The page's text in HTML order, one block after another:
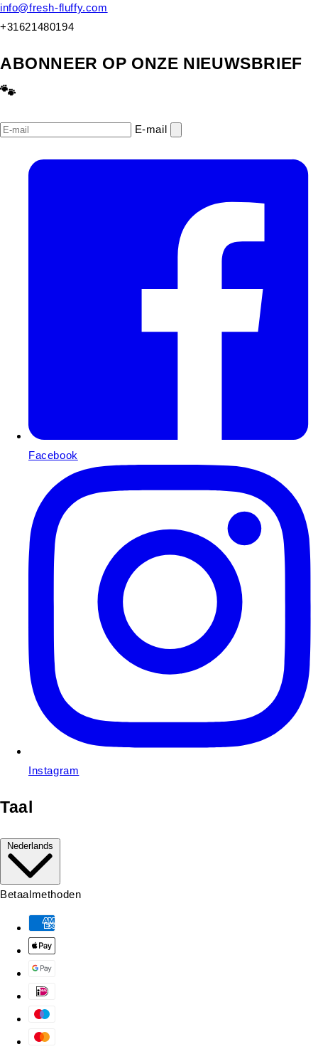
info@fresh-fluffy.com
+31621480194
ABONNEER OP ONZE NIEUWSBRIEF
🐾
E‑mail
Facebook
Instagram
Taal
Nederlands
Betaalmethoden